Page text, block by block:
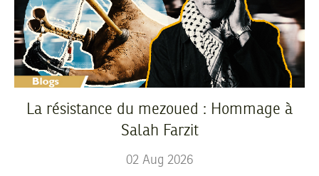
La résistance du mezoued : Hommage à
Salah Farzit
02 Aug 2026